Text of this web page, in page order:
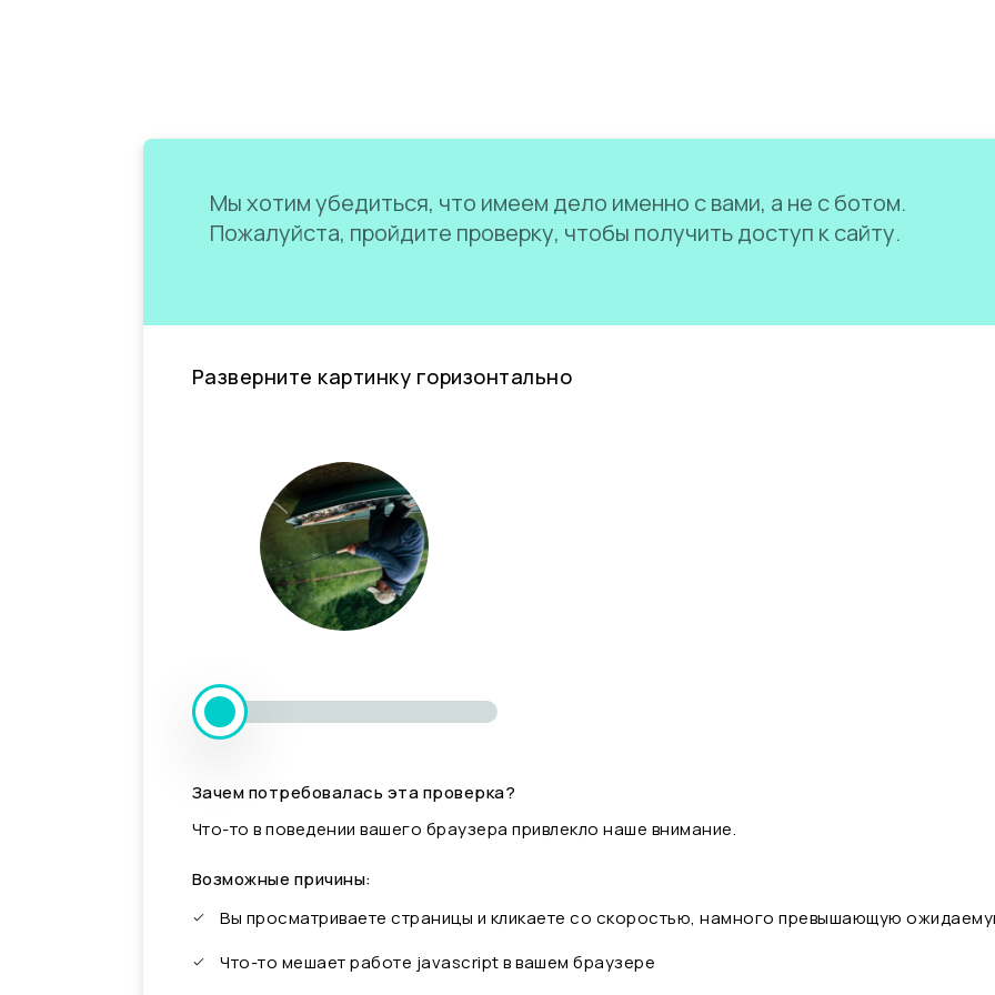
Мы хотим убедиться, что имеем дело именно с вами, а не с ботом.
Пожалуйста, пройдите проверку, чтобы получить доступ к сайту.
Разверните картинку горизонтально
Зачем потребовалась эта проверка?
Что-то в поведении вашего браузера привлекло наше внимание.
Возможные причины:
Вы просматриваете страницы и кликаете со скоростью, намного превышающую
Что-то мешает работе javascript в вашем браузере